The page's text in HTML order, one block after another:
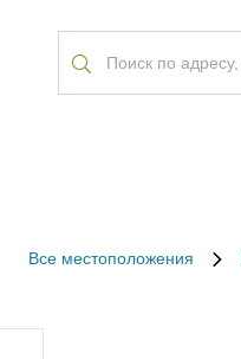
Все местоположения